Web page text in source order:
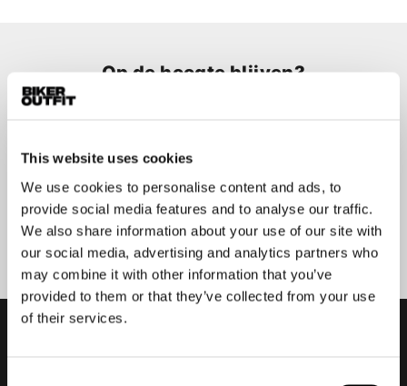
This website uses cookies
We use cookies to personalise content and ads, to
provide social media features and to analyse our traffic.
We also share information about your use of our site with
our social media, advertising and analytics partners who
may combine it with other information that you’ve
provided to them or that they’ve collected from your use
of their services.
Op de hoogte blijven?
Geen zorgen, wij zullen je niet spammen